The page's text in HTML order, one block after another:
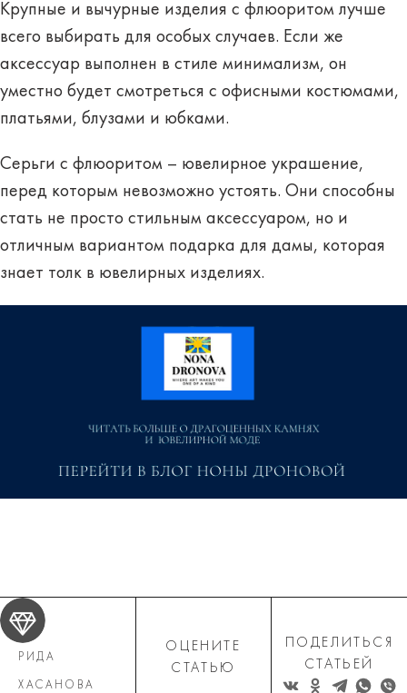
Крупные и вычурные изделия с флюоритом лучше
всего выбирать для особых случаев. Если же
аксессуар выполнен в стиле минимализм, он
уместно будет смотреться с офисными костюмами,
платьями, блузами и юбками.
Серьги с флюоритом – ювелирное украшение,
перед которым невозможно устоять. Они способны
стать не просто стильным аксессуаром, но и
отличным вариантом подарка для дамы, которая
знает толк в ювелирных изделиях.
РИДА
ХАСАНОВА
ОЦЕНИТЕ
СТАТЬЮ
ПОДЕЛИТЬСЯ
СТАТЬЕЙ